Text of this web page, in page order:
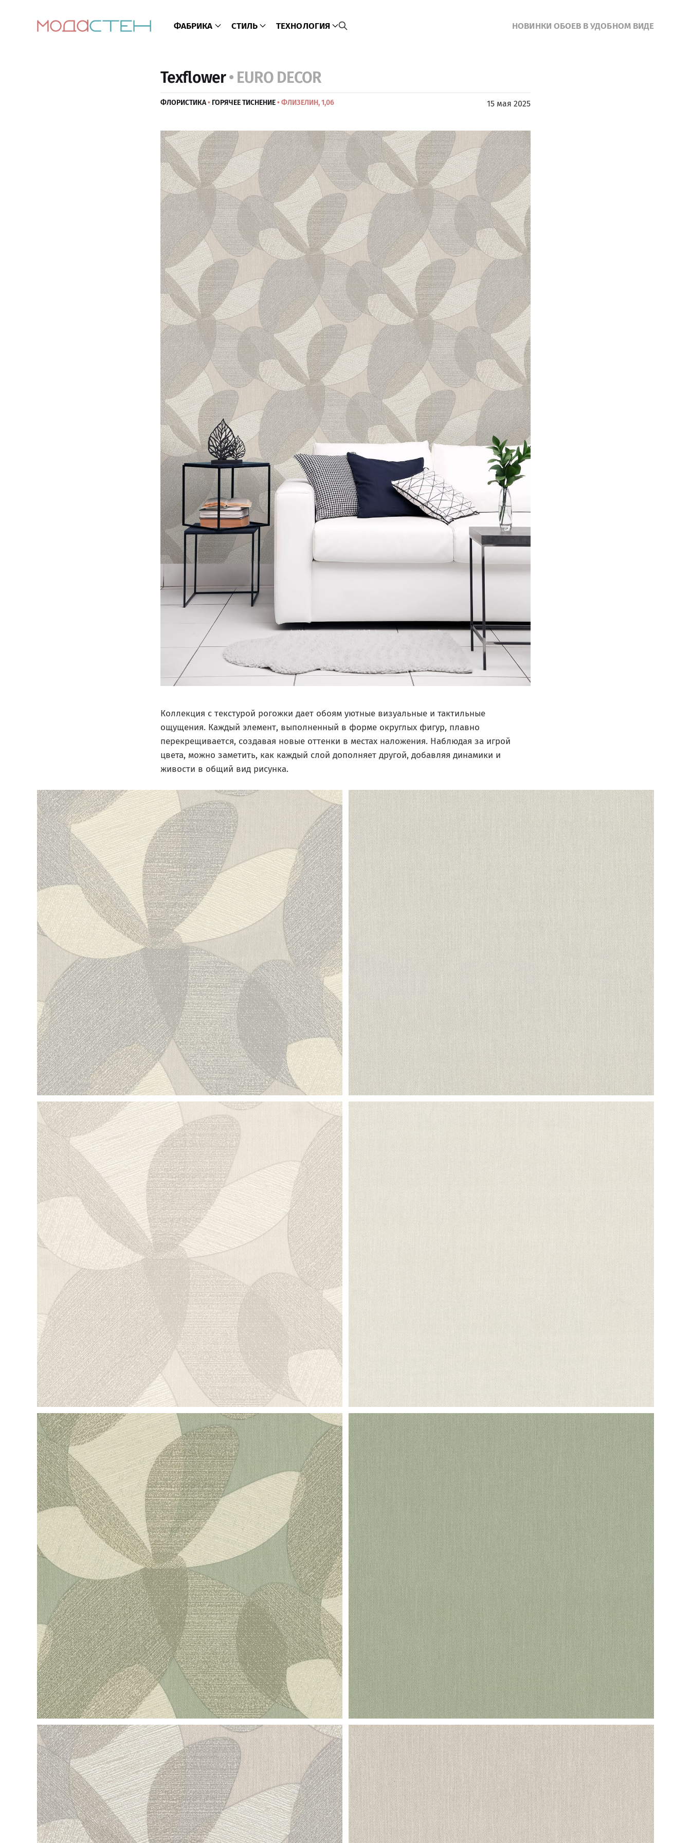
ФАБРИКА СТИЛЬ ТЕХНОЛОГИЯ НОВИНКИ ОБОЕВ В УДОБНОМ ВИДЕ
Texflower• EURO DECOR
ФЛОРИСТИКА• ГОРЯЧЕЕ ТИСНЕНИЕ• ФЛИЗЕЛИН, 1,06 15 мая 2025
Коллекция с текстурой рогожки дает обоям уютные визуальные и тактильные
ощущения. Каждый элемент, выполненный в форме округлых фигур, плавно
перекрещивается, создавая новые оттенки в местах наложения. Наблюдая за игрой
цвета, можно заметить, как каждый слой дополняет другой, добавляя динамики и
живости в общий вид рисунка.